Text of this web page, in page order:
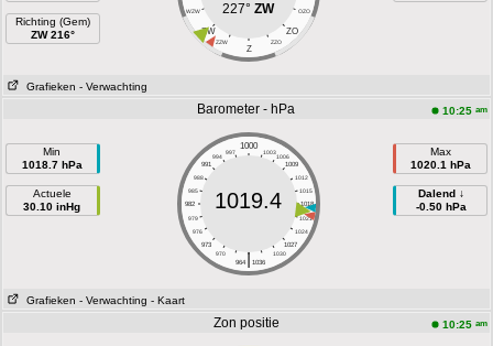
Richting (Gem)
ZW 216°
WZW OZO
ZW ZO
ZZW ZZO
Z
227°ZW
Grafieken - Verwachting
Barometer - hPa 10:25 am
Min
1018.7 hPa
Actuele
30.10 inHg
1000
997 1003
994
1006
991
1009
988
1012
985
1015
982
1018
979
1021
976
1024
973
1027
970
1030
|
964 1036
1019.4
Max
1020.1 hPa
Dalend ↓
-0.50 hPa
Grafieken - Verwachting - Kaart
Zon positie 10:25 am